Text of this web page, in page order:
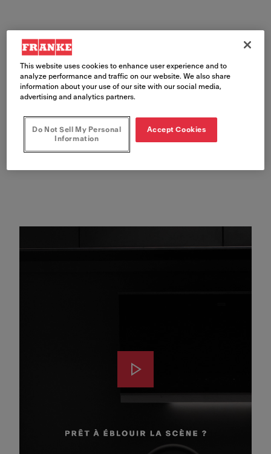
Découvrez la Mythos
Black Line
This website uses cookies to enhance user experience and to
analyze performance and traffic on our website. We also share
information about your use of our site with our social media,
advertising and analytics partners.
Do Not Sell My Personal
Information
Accept Cookies